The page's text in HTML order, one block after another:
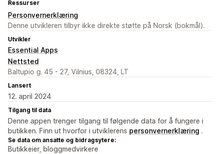
Ressurser
Personvernerklæring
Denne utvikleren tilbyr ikke direkte støtte på Norsk (bokmål).
Utvikler
Essential Apps
Nettsted
Baltupio g. 45 - 27, Vilnius, 08324, LT
Lansert
12. april 2024
Tilgang til data
Denne appen trenger tilgang til følgende data for å fungere i
butikken. Finn ut hvorfor i utviklerens personvernerklæring .
Se data om ansatte og bidragsytere:
Butikkeier, bloggmedvirkere